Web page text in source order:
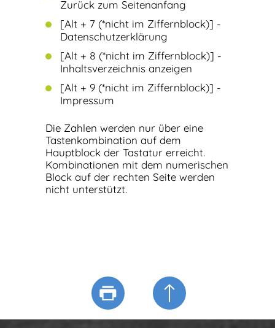
Zurück zum Seitenanfang
[Alt + 7 (*nicht im Ziffernblock)] -
Datenschutzerklärung
[Alt + 8 (*nicht im Ziffernblock)] -
Inhaltsverzeichnis anzeigen
[Alt + 9 (*nicht im Ziffernblock)] -
Impressum
Die Zahlen werden nur über eine
Tastenkombination auf dem
Hauptblock der Tastatur erreicht.
Kombinationen mit dem numerischen
Block auf der rechten Seite werden
nicht unterstützt.